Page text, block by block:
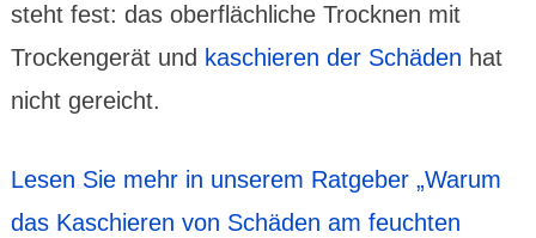
steht fest: das ober­fläch­liche Trocknen mit
Trocken­gerät und kaschieren der Schäden hat
nicht gereicht.
Lesen Sie mehr in unserem Ratgeber „Warum
das Kaschieren von Schäden am feuchten